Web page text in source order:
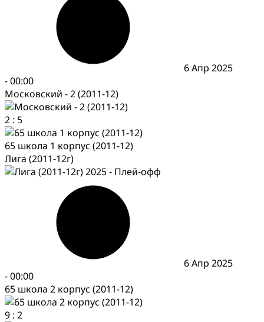
6 Апр 2025
-00:00
Московский - 2 (2011-12)
2 : 5
65 школа 1 корпус (2011-12)
Лига (2011-12г)
6 Апр 2025
-00:00
65 школа 2 корпус (2011-12)
9 : 2